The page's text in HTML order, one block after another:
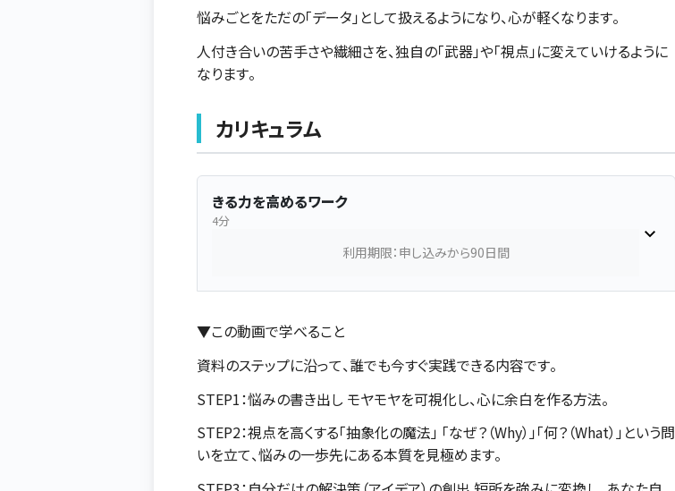
悩みごとをただの「データ」として扱えるようになり、心が軽くなります。
人付き合いの苦手さや繊細さを、独自の「武器」や「視点」に変えていけるように
なります。
カリキュラム
きる力を高めるワーク
4分
利用期限：申し込みから90日間
▼この動画で学べること
資料のステップに沿って、誰でも今すぐ実践できる内容です。
STEP1：悩みの書き出し モヤモヤを可視化し、心に余白を作る方法。
STEP2：視点を高くする「抽象化の魔法」 「なぜ？（Why）」「何？（What）」という問
いを立て、悩みの一歩先にある本質を見極めます。